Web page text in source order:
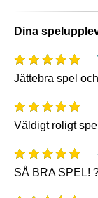
Dina
Jättebra spel
Väldigt roligt
SÅ BRA SPEL!